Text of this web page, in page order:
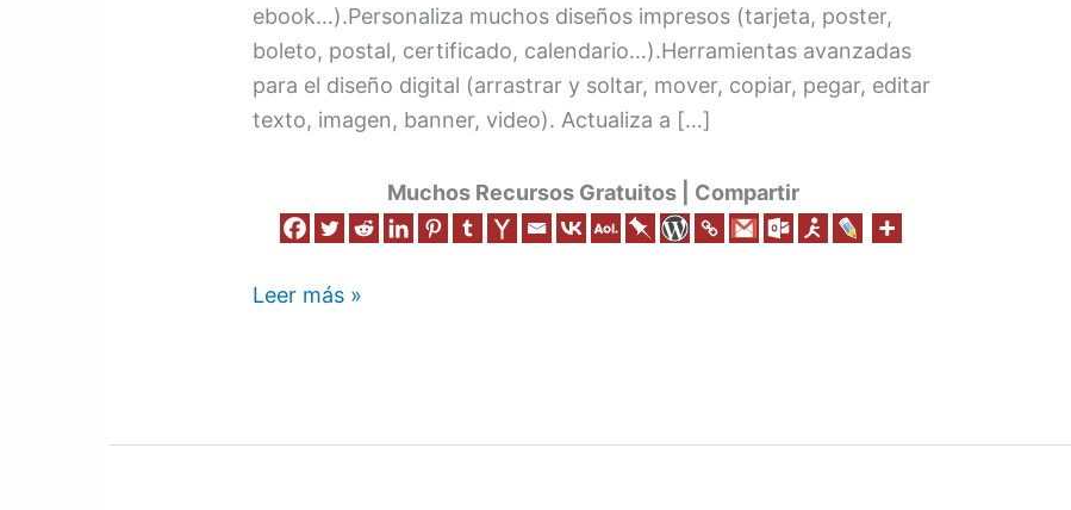
ebook…).Personaliza muchos diseños impresos (tarjeta, poster,
boleto, postal, certificado, calendario…).Herramientas avanzadas
para el diseño digital (arrastrar y soltar, mover, copiar, pegar, editar
texto, imagen, banner, video). Actualiza a […]
Muchos Recursos Gratuitos | Compartir
Leer más »